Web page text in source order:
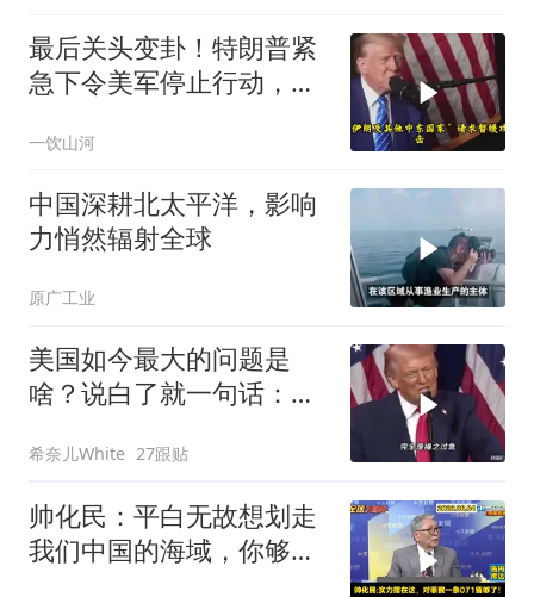
最后关头变卦！特朗普紧
急下令美军停止行动，他
一饮山河
中国深耕北太平洋，影响
力悄然辐射全球
原广工业
美国如今最大的问题是
啥？说白了就一句话：战
希奈儿White 27跟贴
帅化民：平白无故想划走
我们中国的海域，你够格